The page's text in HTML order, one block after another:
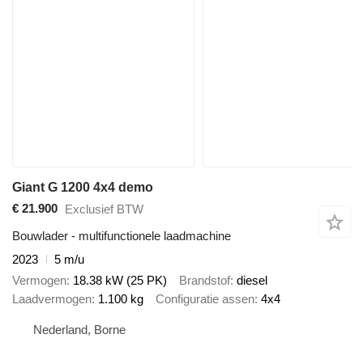
Giant G 1200 4x4 demo
€ 21.900 Exclusief BTW
Bouwlader - multifunctionele laadmachine
2023
5 m/u
Vermogen 18.38 kW (25 PK) Brandstof diesel
Laadvermogen 1.100 kg Configuratie assen 4x4
Nederland, Borne